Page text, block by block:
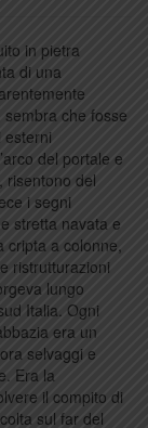
in pietra
di una
sembra che fosse
esterni
del portale e
risentono del
i segni
stretta navata e
cripta a colonne,
ristrutturazioni
lungo
Italia. Ogni
era un
selvaggi e
Era la
il compito di
sul far del